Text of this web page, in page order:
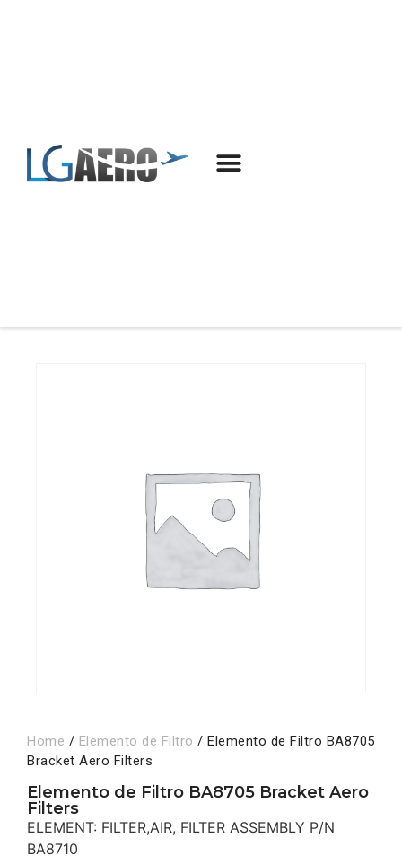
Home / Elemento de Filtro / Elemento de Filtro BA8705
Bracket Aero Filters
Elemento de Filtro BA8705 Bracket Aero
Filters
ELEMENT: FILTER,AIR, FILTER ASSEMBLY P/N
BA8710